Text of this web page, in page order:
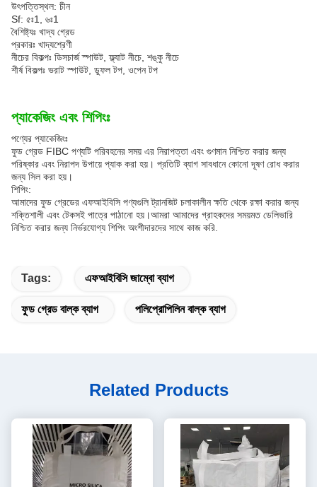
উৎপত্তিস্থল: চীন
Sf: ৫ঃ1, ৬ঃ1
বৈশিষ্ট্যঃ খাদ্য গ্রেড
প্রকারঃ খাদ্যশ্রেণী
নীচের বিকল্পঃ ডিসচার্জ স্পাউট, ফ্ল্যাট নীচে, শঙ্কু নীচে
শীর্ষ বিকল্পঃ ভরাট স্পাউট, ডুফল টপ, ওপেন টপ
প্যাকেজিং এবং শিপিংঃ
পণ্যের প্যাকেজিংঃ
ফুড গ্রেড FIBC পণ্যটি পরিবহনের সময় এর নিরাপত্তা এবং গুণমান নিশ্চিত করার জন্য
পরিষ্কার এবং নিরাপদ উপায়ে প্যাক করা হয়। প্রতিটি ব্যাগ সাবধানে কোনো দূষণ রোধ করার
জন্য সিল করা হয়।
শিপিং:
আমাদের ফুড গ্রেডের এফআইবিসি পণ্যগুলি ট্রানজিট চলাকালীন ক্ষতি থেকে রক্ষা করার জন্য
শক্তিশালী এবং টেকসই পাত্রে পাঠানো হয়।আমরা আমাদের গ্রাহকদের সময়মত ডেলিভারি
নিশ্চিত করার জন্য নির্ভরযোগ্য শিপিং অংশীদারদের সাথে কাজ করি.
Tags: এফআইবিসি জাম্বো ব্যাগ
ফুড গ্রেড বাল্ক ব্যাগ পলিপ্রোপিলিন বাল্ক ব্যাগ
Related Products